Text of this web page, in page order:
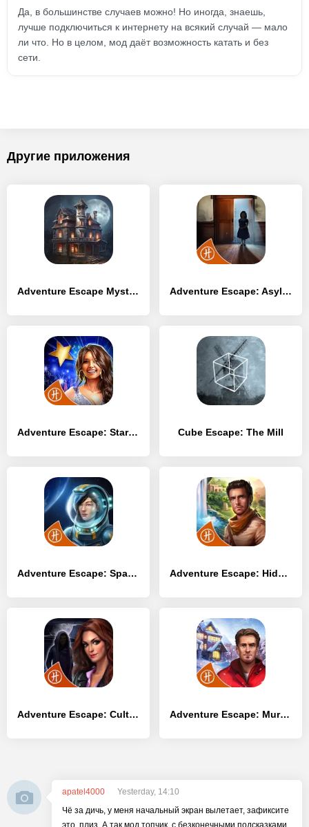
Да, в большинстве случаев можно! Но иногда, знаешь,
лучше подключиться к интернету на всякий случай — мало
ли что. Но в целом, мод даёт возможность катать и без
сети.
Другие приложения
Adventure Escape Mysteries Adventure Escape: Asylum
Adventure Escape: Starstruck Cube Escape: The Mill
Adventure Escape: Space Crisis Adventure Escape: Hidden Ruins
Adventure Escape: Cult Mystery Adventure Escape: Murder Inn
apatel4000
Yesterday, 14:10
Чё за дичь, у меня начальный экран вылетает, зафиксите
это, плиз. А так мод топчик, с безконечными подсказками